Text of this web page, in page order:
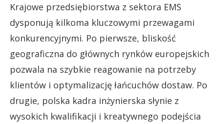
Krajowe przedsiębiorstwa z sektora EMS
dysponują kilkoma kluczowymi przewagami
konkurencyjnymi. Po pierwsze, bliskość
geograficzna do głównych rynków europejskich
pozwala na szybkie reagowanie na potrzeby
klientów i optymalizację łańcuchów dostaw. Po
drugie, polska kadra inżynierska słynie z
wysokich kwalifikacji i kreatywnego podejścia